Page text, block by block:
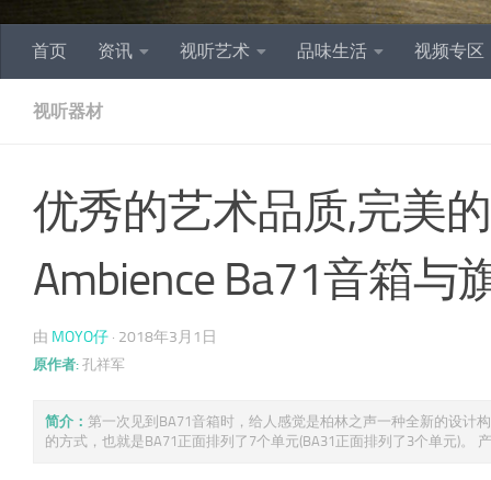
首页 资讯 视听艺术 品味生活 视频专区
视听器材
优秀的艺术品质,完美
Ambience Ba71音箱与
由 MOYO仔 · 2018年3月1日
原作者: 孔祥军
简介： 第一次见到BA71音箱时，给人感觉是柏林之声一种全新的设计
的方式，也就是BA71正面排列了7个单元(BA31正面排列了3个单元)。